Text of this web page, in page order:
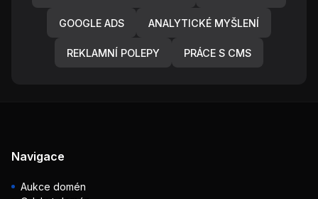
GOOGLE ADS ANALYTICKÉ MYŠLENÍ
REKLAMNÍ POLEPY PRÁCE S CMS
Navigace
Aukce domén